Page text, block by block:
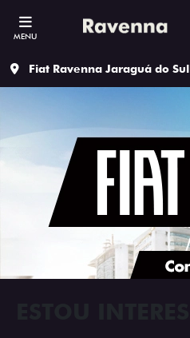
MENU
Fiat Ravenna Jaraguá do Sul